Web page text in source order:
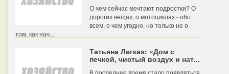
О чем сейчас мечтают подростки? О
дорогих вещах, о мотоциклах - обо
всем, о чем угодно, но только не о
том, как нач...
Татьяна Легкая: «Дом с
печкой, чистый воздух и нат...
В последнее время стало появляться